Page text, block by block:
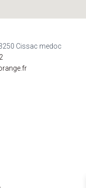
Cissac medoc